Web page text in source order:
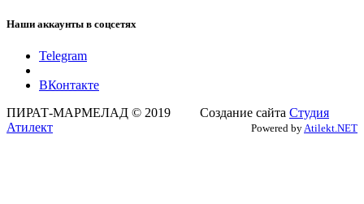
Наши аккаунты в соцсетях
Telegram
ВКонтакте
ПИРАТ-МАРМЕЛАД © 2019 Создание сайта Студия
Атилект
Powered by Atilekt.NET